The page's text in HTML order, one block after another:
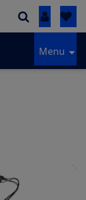
Inloggen
Menu